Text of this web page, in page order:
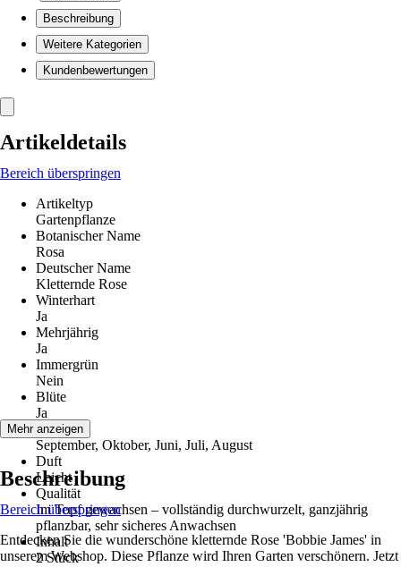
Beschreibung
Weitere Kategorien
Kundenbewertungen
Artikeldetails
Bereich überspringen
Artikeltyp
Gartenpflanze
Botanischer Name
Rosa
Deutscher Name
Kletternde Rose
Winterhart
Ja
Mehrjährig
Ja
Immergrün
Nein
Blüte
Ja
Blütezeit
September, Oktober, Juni, Juli, August
Duft
Leicht
Qualität
Im Topf gewachsen – vollständig durchwurzelt, ganzjährig
pflanzbar, sehr sicheres Anwachsen
Inhalt
2 Stück
Mehr anzeigen
Beschreibung
Bereich überspringen
Entdecken Sie die wunderschöne kletternde Rose 'Bobbie James' in
unserem Webshop. Diese Pflanze wird Ihren Garten verschönern. Jetzt